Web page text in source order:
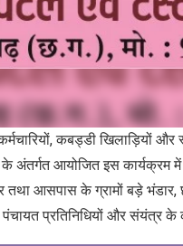
कबड्डी खिलाड़ियों
अंतर्गत आयोजित इस कार्यक्रम में
तथा आसपास के ग्रामों बड़े
प्रतिनिधियों और संयंत्र के